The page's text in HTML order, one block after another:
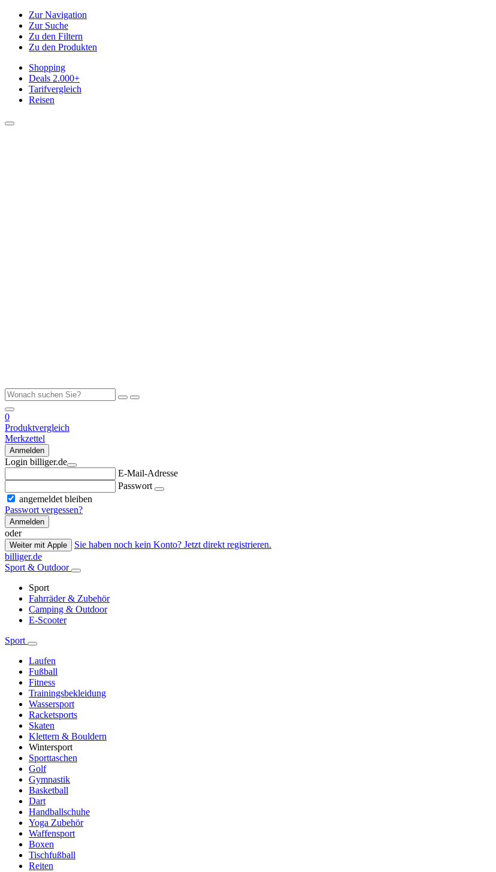
Zur Navigation
Zur Suche
Zu den Filtern
Zu den Produkten
Shopping
Deals 2.000+
Tarifvergleich
Reisen
0
Produktvergleich
Merkzettel
Anmelden
Login billiger.de
E-Mail-Adresse
Passwort
angemeldet bleiben
Passwort vergessen?
Anmelden
oder
Weiter mit Apple
Sie haben noch kein Konto? Jetzt direkt registrieren.
billiger.de
Sport & Outdoor
Sport
Fahrräder & Zubehör
Camping & Outdoor
E-Scooter
Sport
Laufen
Fußball
Fitness
Trainingsbekleidung
Wassersport
Racketsports
Skaten
Klettern & Bouldern
Wintersport
Sporttaschen
Golf
Gymnastik
Basketball
Dart
Handballschuhe
Yoga Zubehör
Waffensport
Boxen
Tischfußball
Reiten